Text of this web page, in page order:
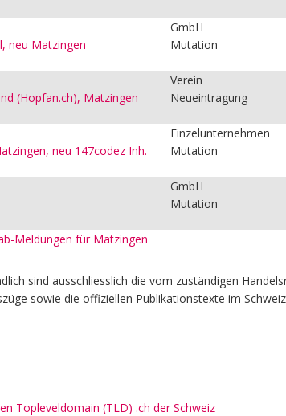
neu Matzingen
GmbH
Mutation
(Hopfan.ch), Matzingen
Verein
Neueintragung
neu 147codez Inh.
Einzelunternehmen
Mutation
GmbH
Mutation
Meldungen für Matzingen
sind ausschliesslich die vom zuständigen
sowie die offiziellen Publikationstexte im
Topleveldomain (TLD) .ch der Schweiz